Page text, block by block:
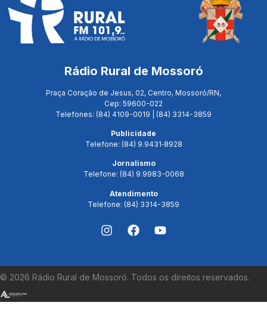
Rádio Rural de Mossoró
Praça Coração de Jesus, 02, Centro, Mossoró/RN,
Cep: 59600-022
Telefones: (84) 4109-0019 | (84) 3314-3859
Publicidade
Telefone: (84) 9.9431‑8928
Jornalismo
Telefone: (84) 9.9983-0068
Atendimento
Telefone: (84) 3314-3859
© 2026 Rádio Rural de Mossoró. Todos os direitos reservados.